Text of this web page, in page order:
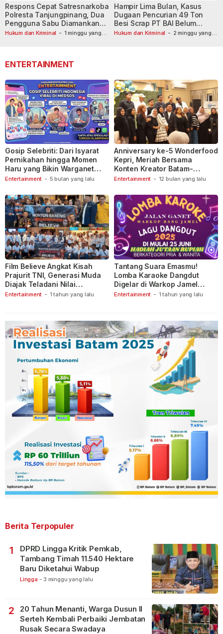
Hukum dan Kriminal - 1 minggu yang
Respons Cepat Satresnarkoba
Polresta Tanjungpinang, Dua
Pengguna Sabu Diamankan
Usai Dilaporkan ke Call Center
Hukum dan Kriminal - 2 minggu yang
Hampir Lima Bulan, Kasus
Dugaan Pencurian 49 Ton
Besi Scrap PT BAI Belum
Tetapkan Tersangka
ENTERTAINMENT
Entertainment - 5 bulan yang lalu
Gosip Selebriti: Dari Isyarat
Pernikahan hingga Momen
Haru yang Bikin Warganet
Berspekulasi
Entertainment - 12 bulan yang lalu
Anniversary ke-5 Wonderfood
Kepri, Meriah Bersama
Konten Kreator Batam-
Tanjungpinang
Entertainment - 1 tahun yang lalu
Film Believe Angkat Kisah
Prajurit TNI, Generasi Muda
Diajak Teladani Nilai
Keberanian
Entertainment - 1 tahun yang lalu
Tantang Suara Emasmu!
Lomba Karaoke Dangdut
Digelar di Warkop Jamel
Ganet
Berita Terpopuler
1
DPRD Lingga Kritik Pemkab,
Tambang Timah 11.540 Hektare
Baru Diketahui Wabup
Lingga - 3 minggu yang lalu
2
20 Tahun Menanti, Warga Dusun II
Serteh Kembali Perbaiki Jembatan
Rusak Secara Swadaya